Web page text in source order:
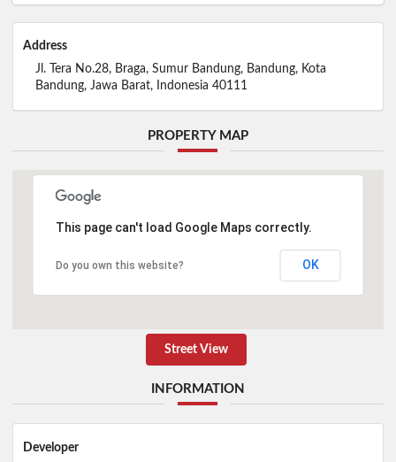
Address
Jl. Tera No.28, Braga, Sumur Bandung, Bandung, Kota
Bandung, Jawa Barat, Indonesia 40111
PROPERTY MAP
This page can't load Google Maps correctly.
Do you own this website? OK
Street View
INFORMATION
Developer